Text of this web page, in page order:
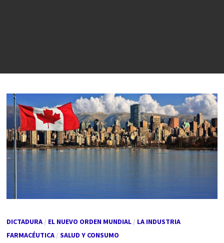
DICTADURA/ EL NUEVO ORDEN MUNDIAL/ LA INDUSTRIA
FARMACÉUTICA/ SALUD Y CONSUMO